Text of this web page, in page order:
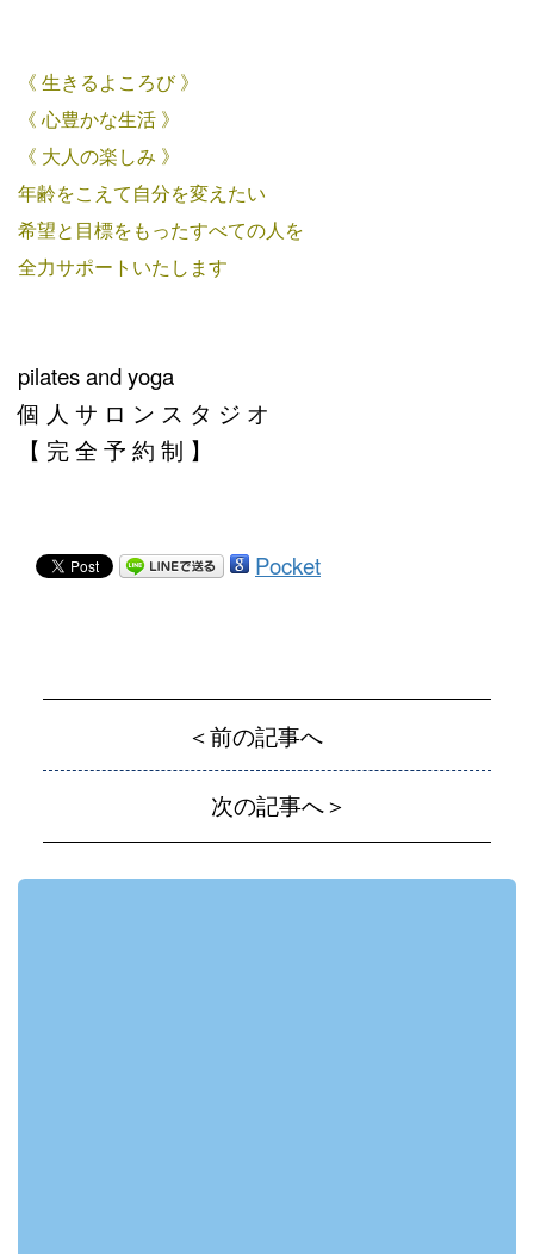
《 生きるよころび 》
《 心豊かな生活 》
《 大人の楽しみ 》
年齢をこえて自分を変えたい
希望と目標をもったすべての人を
全力サポートいたします
pilates and yoga
個 人 サ ロ ン ス タ ジ オ
【 完 全 予 約 制 】
Pocket
＜前の記事へ
次の記事へ＞